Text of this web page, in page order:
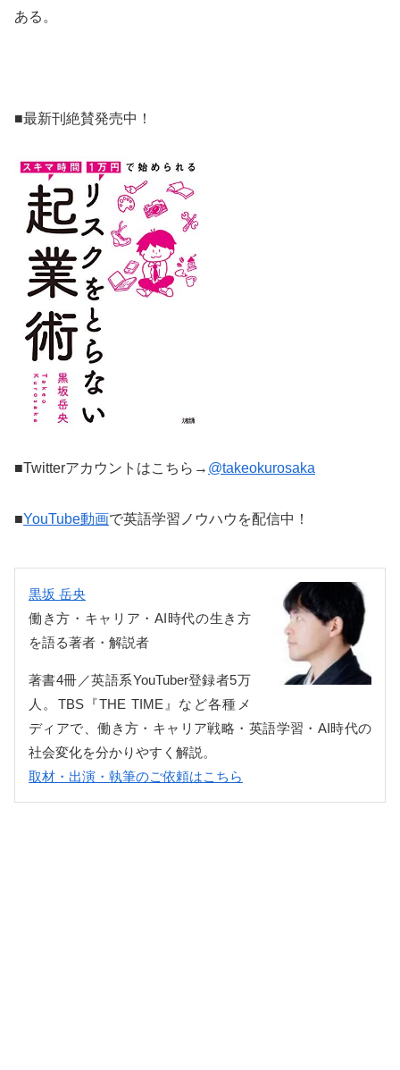
ある。
■最新刊絶賛発売中！
■Twitterアカウントはこちら→ @takeokurosaka
■YouTube動画で英語学習ノウハウを配信中！
黒坂 岳央
働き方・キャリア・AI時代の生き方
を語る著者・解説者
著書4冊／英語系YouTuber登録者5万
人。TBS『THE TIME』など各種メ
ディアで、働き方・キャリア戦略・英語学習・AI時代の
社会変化を分かりやすく解説。
取材・出演・執筆のご依頼はこちら